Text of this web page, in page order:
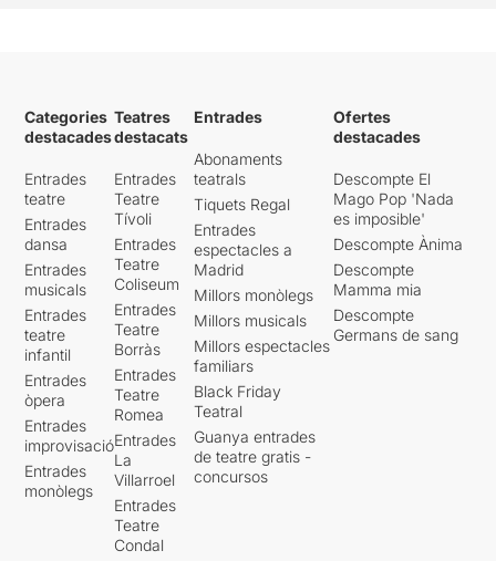
Categories
destacades
Entrades
teatre
Entrades
dansa
Entrades
musicals
Entrades
teatre
infantil
Entrades
òpera
Entrades
improvisació
Entrades
monòlegs
Teatres
destacats
Entrades
Teatre
Tívoli
Entrades
Teatre
Coliseum
Entrades
Teatre
Borràs
Entrades
Teatre
Romea
Entrades
La
Villarroel
Entrades
Teatre
Condal
Entrades
Abonaments
teatrals
Tiquets Regal
Entrades
espectacles a
Madrid
Millors monòlegs
Millors musicals
Millors espectacles
familiars
Black Friday
Teatral
Guanya entrades
de teatre gratis -
concursos
Ofertes
destacades
Descompte El
Mago Pop 'Nada
es imposible'
Descompte Ànima
Descompte
Mamma mia
Descompte
Germans de sang